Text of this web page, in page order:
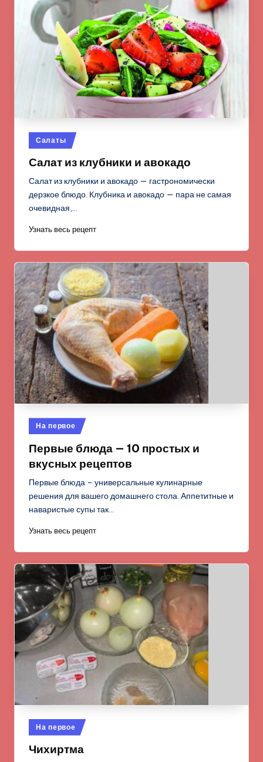
Опубликовано
в
Салаты
Салат из клубники и авокадо
Салат из клубники и авокадо — гастрономически
дерзкое блюдо. Клубника и авокадо — пара не самая
очевидная,…
Узнать весь рецепт
Опубликовано
в
На первое
Первые блюда — 10 простых и
вкусных рецептов
Первые блюда – универсальные кулинарные
решения для вашего домашнего стола. Аппетитные и
наваристые супы так…
Узнать весь рецепт
Опубликовано
в
На первое
Чихиртма